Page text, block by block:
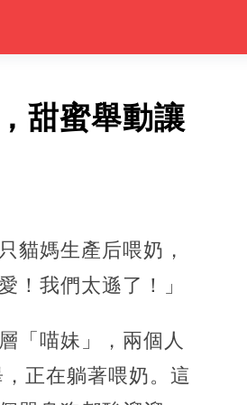
甜蜜舉動讓
貓媽生產后喂奶，
！我們太遜了！」
「喵妹」，兩個人
正在躺著喂奶。這